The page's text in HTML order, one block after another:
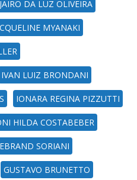
JAIRO DA LUZ OLIVEIRA
MYANAKI
IVAN LUIZ BRONDANI
IONARA REGINA PIZZUTTI
HILDA COSTABEBER
SORIANI
GUSTAVO BRUNETTO